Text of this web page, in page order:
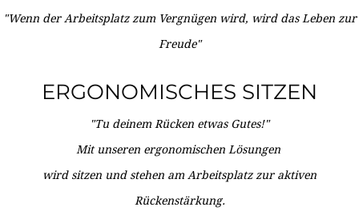
"Wenn der Arbeitsplatz zum Vergnügen wird, wird das Leben zur
Freude"
ERGONOMISCHES SITZEN
"Tu deinem Rücken etwas Gutes!"
Mit unseren ergonomischen Lösungen
wird sitzen und stehen am Arbeitsplatz zur aktiven
Rückenstärkung.